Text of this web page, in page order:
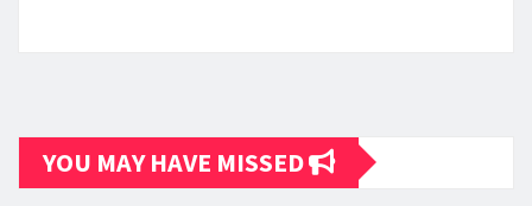
YOU MAY HAVE MISSED